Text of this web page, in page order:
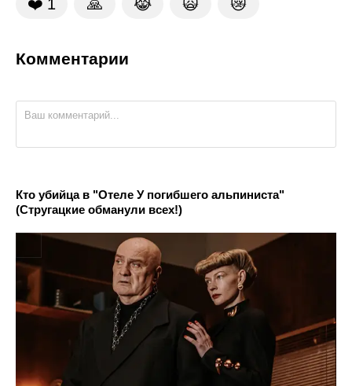
❤️ 1 🙏 😹 🙀 😿
Комментарии
Кто убийца в "Отеле У погибшего альпиниста"
(Стругацкие обманули всех!)